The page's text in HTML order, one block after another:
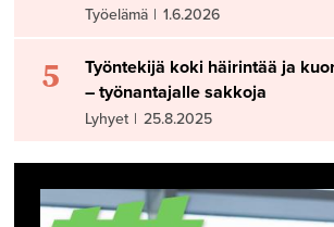
Työelämä | 1.6.2026
5
Työntekijä koki häirintää ja
– työnantajalle sakkoja
Lyhyet | 25.8.2025